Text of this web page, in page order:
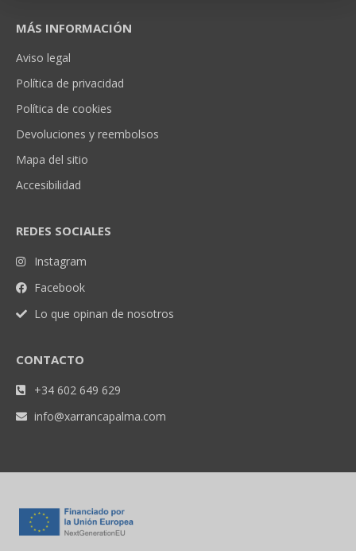
MÁS INFORMACIÓN
Aviso legal
Política de privacidad
Política de cookies
Devoluciones y reembolsos
Mapa del sitio
Accesibilidad
REDES SOCIALES
Instagram
Facebook
Lo que opinan de nosotros
CONTACTO
+34 602 649 629
info@xarrancapalma.com